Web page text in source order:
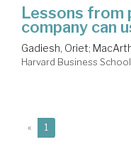
Lessons from
company can
Gadiesh, Oriet;
Harvard Business
« 1